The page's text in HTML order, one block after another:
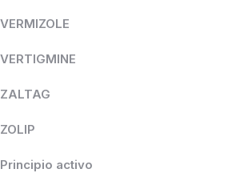
VERMIZOLE
VERTIGMINE
ZALTAG
ZOLIP
Principio activo